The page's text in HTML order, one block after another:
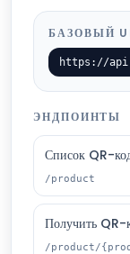
БАЗОВЫЙ
https://
ЭНДПОИНТЫ
Список QR-
/product
Получить QR-
/product/